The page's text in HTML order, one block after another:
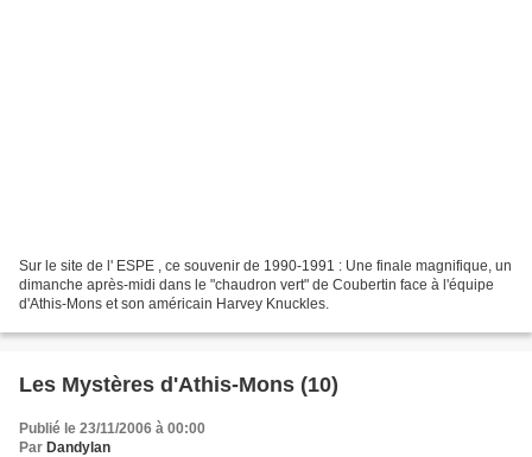
Sur le site de l' ESPE , ce souvenir de 1990-1991 : Une finale magnifique, un
dimanche après-midi dans le "chaudron vert" de Coubertin face à l'équipe
d'Athis-Mons et son américain Harvey Knuckles.
Les Mystères d'Athis-Mons (10)
Publié le 23/11/2006 à 00:00
Par Dandylan